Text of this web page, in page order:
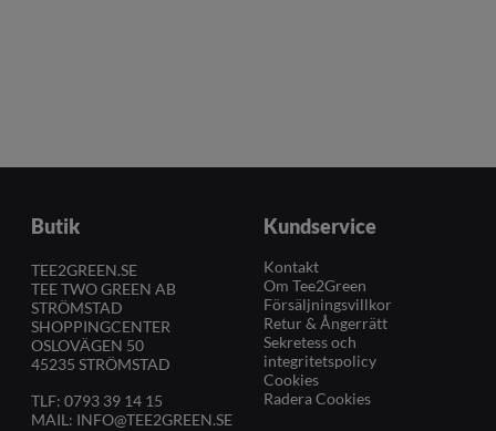
Butik
TEE2GREEN.SE
TEE TWO GREEN AB
STRÖMSTAD
SHOPPINGCENTER
OSLOVÄGEN 50
45235 STRÖMSTAD
TLF: 0793 39 14 15
MAIL: INFO@TEE2GREEN.SE
Kundservice
Kontakt
Om Tee2Green
Försäljningsvillkor
Retur & Ångerrätt
Sekretess och
integritetspolicy
Cookies
Radera Cookies